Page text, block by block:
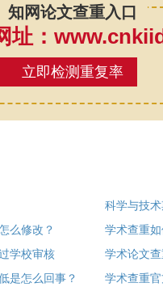
知网论文查重入口
址：
立即检测重复率
么修改？
学校审核
是怎么回事？
科学与技
学术查重
学术论文
学术查重